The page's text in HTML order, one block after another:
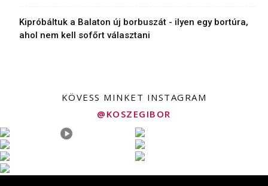
Kipróbáltuk a Balaton új borbuszát - ilyen egy bortúra,
ahol nem kell sofőrt választani
KÖVESS MINKET INSTAGRAM
@KOSZEGIBOR